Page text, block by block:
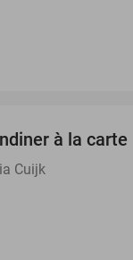
à la carte
Cuijk